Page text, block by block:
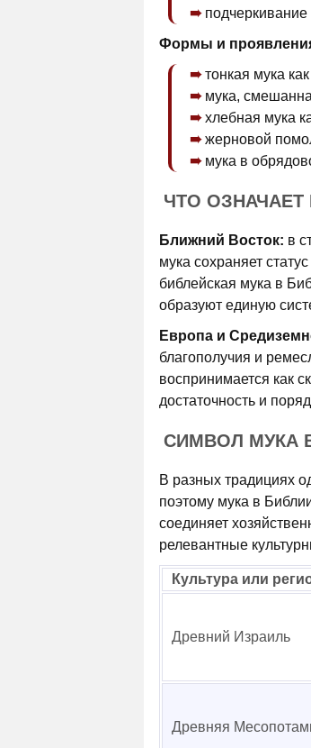
Формы и
тонкая мука
мука,
хлебная мука
жерновой
мука в
ЧТО ОЗНАЧАЕТ
Ближний Восток: в
мука сохраняет
библейская мука в
образуют единую
Европа и
благополучия и
воспринимается как
достаточность и
СИМВОЛ МУКА
В разных традициях
поэтому мука в
соединяет
релевантные
Культура или
Древний Израиль
Древняя